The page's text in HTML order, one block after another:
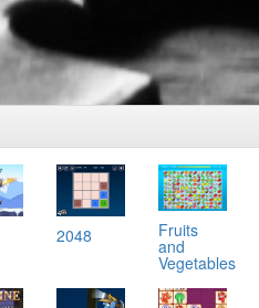
2048 Fruits
and
Vegetables